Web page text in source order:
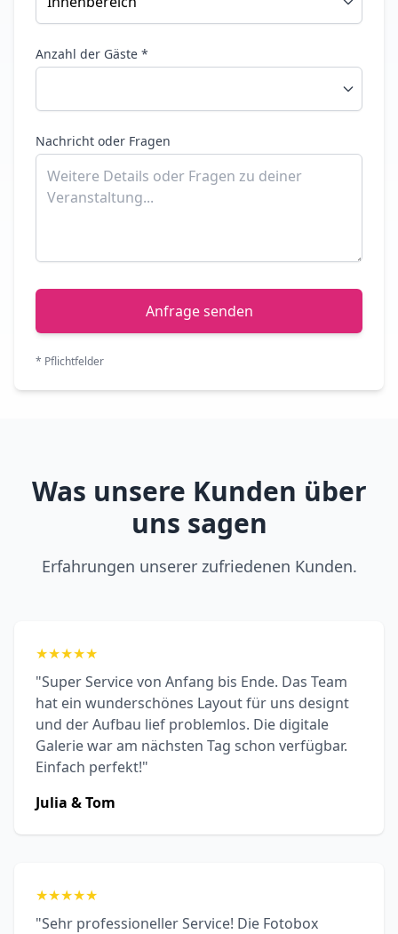
Anzahl der Gäste *
Nachricht oder Fragen
Anfrage senden
* Pflichtfelder
Was unsere Kunden über
uns sagen
Erfahrungen unserer zufriedenen Kunden.
★★★★★
"Super Service von Anfang bis Ende. Das Team
hat ein wunderschönes Layout für uns designt
und der Aufbau lief problemlos. Die digitale
Galerie war am nächsten Tag schon verfügbar.
Einfach perfekt!"
Julia & Tom
★★★★★
"Sehr professioneller Service! Die Fotobox